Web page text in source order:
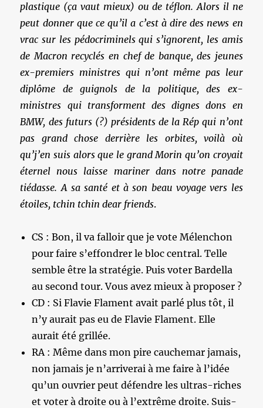
plastique (ça vaut mieux) ou de téflon. Alors il ne
peut donner que ce qu’il a c’est à dire des news en
vrac sur les pédocriminels qui s’ignorent, les amis
de Macron recyclés en chef de banque, des jeunes
ex-premiers ministres qui n’ont même pas leur
diplôme de guignols de la politique, des ex-
ministres qui transforment des dignes dons en
BMW, des futurs (?) présidents de la Rép qui n’ont
pas grand chose derrière les orbites, voilà où
qu’j’en suis alors que le grand Morin qu’on croyait
éternel nous laisse mariner dans notre panade
tiédasse. A sa santé et à son beau voyage vers les
étoiles, tchin tchin dear friends.
CS : Bon, il va falloir que je vote Mélenchon
pour faire s’effondrer le bloc central. Telle
semble être la stratégie. Puis voter Bardella
au second tour. Vous avez mieux à proposer ?
CD : Si Flavie Flament avait parlé plus tôt, il
n’y aurait pas eu de Flavie Flament. Elle
aurait été grillée.
RA : Même dans mon pire cauchemar jamais,
non jamais je n’arriverai à me faire à l’idée
qu’un ouvrier peut défendre les ultras-riches
et voter à droite ou à l’extrême droite. Suis-